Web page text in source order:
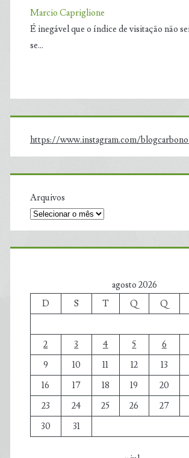
Marcio Capriglione
É inegável que o índice de visitação não
se…
https://www.instagram.com/
Arquivos
agosto 2026
D
S T Q Q
2
3 4 5 6
9
10 11 12 13
16
17 18 19 20
23
24 25 26 27
30
31